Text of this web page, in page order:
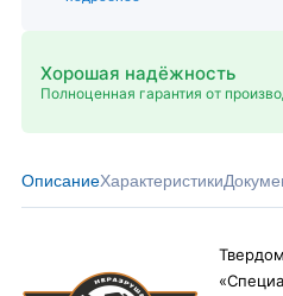
Хорошая надёжность
Полноценная гарантия от
ОписаниеХарактеристики